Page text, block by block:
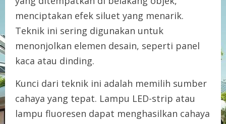
menciptakan efek siluet yang menarik.
Teknik ini sering digunakan untuk
menonjolkan elemen desain, seperti panel
kaca atau dinding.
Kunci dari teknik ini adalah memilih sumber
cahaya yang tepat. Lampu LED-strip atau
lampu fluoresen dapat menghasilkan cahaya